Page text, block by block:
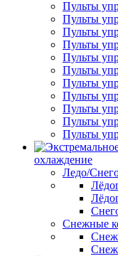
Пульты
Пульты
Пульты
Пульты
Пульты
Пульты
Пульты
Пульты
Пульты
Пульты
Пульты
охлаждение
Ледо/
Снежные